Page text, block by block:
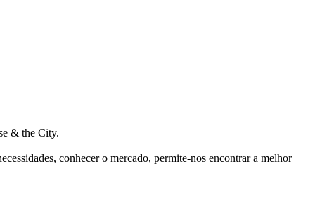
& the City.
conhecer o mercado, permite-nos encontrar a melhor